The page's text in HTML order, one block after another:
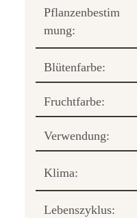
Pflanzenbestim
mung:
Blütenfarbe:
Fruchtfarbe:
Verwendung:
Klima:
Lebenszyklus: